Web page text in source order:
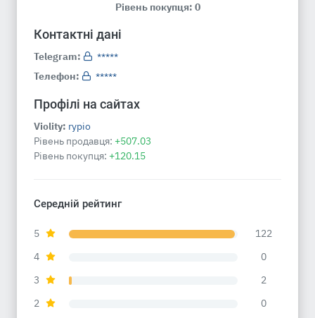
Рівень покупця: 0
Контактні дані
Telegram:
*****
Телефон:
*****
Профілі на сайтах
Violity: rypio
Рівень продавця: +507.03
Рівень покупця: +120.15
Середній рейтинг
5
122
4
0
3
2
2
0